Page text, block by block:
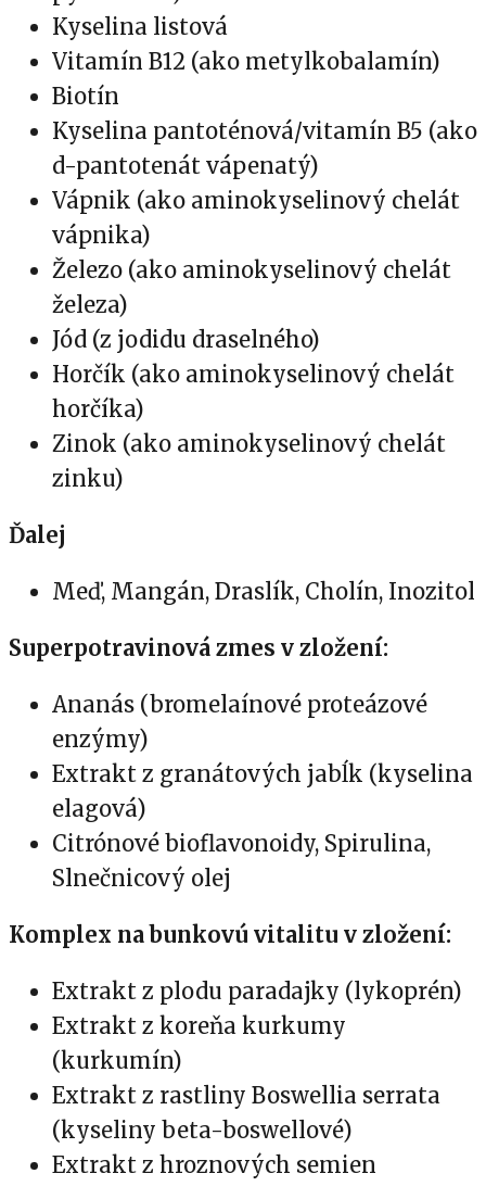
Kyselina listová
Vitamín B12 (ako metylkobalamín)
Biotín
Kyselina pantoténová/vitamín B5 (ako
d-pantotenát vápenatý)
Vápnik (ako aminokyselinový chelát
vápnika)
Železo (ako aminokyselinový chelát
železa)
Jód (z jodidu draselného)
Horčík (ako aminokyselinový chelát
horčíka)
Zinok (ako aminokyselinový chelát
zinku)
Ďalej
Meď, Mangán, Draslík, Cholín, Inozitol
Superpotravinová zmes v zložení:
Ananás (bromelaínové proteázové
enzýmy)
Extrakt z granátových jabĺk (kyselina
elagová)
Citrónové bioflavonoidy, Spirulina,
Slnečnicový olej
Komplex na bunkovú vitalitu v zložení:
Extrakt z plodu paradajky (lykoprén)
Extrakt z koreňa kurkumy
(kurkumín)
Extrakt z rastliny Boswellia serrata
(kyseliny beta-boswellové)
Extrakt z hroznových semien